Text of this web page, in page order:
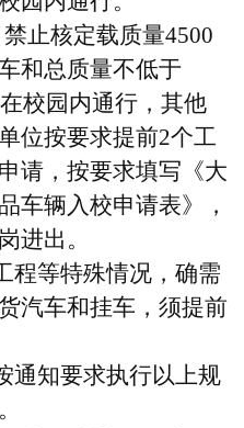
止核定载质量4500
和总质量不低于
校园内通行，其他
位按要求提前2个工
请，按要求填写《大
车辆入校申请表》，
进出。
程等特殊情况，确需
汽车和挂车，须提前
通知要求执行以上规